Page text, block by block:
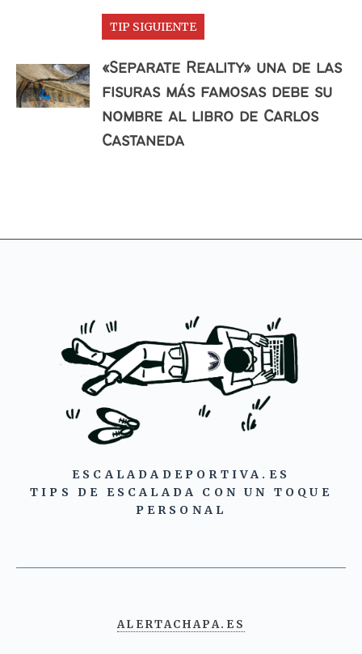
TIP SIGUIENTE
«Separate Reality» una de las
fisuras más famosas debe su
nombre al libro de Carlos
Castaneda
ESCALADADEPORTIVA.ES
TIPS DE ESCALADA CON UN TOQUE
PERSONAL
ALERTACHAPA.ES